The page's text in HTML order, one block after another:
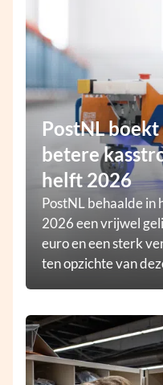
PostNL
betere
helft 2026
PostNL behaalde in
2026 een vrijwel
euro en een sterk
ten opzichte van